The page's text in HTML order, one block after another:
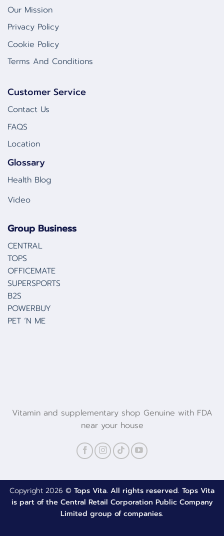
Our Mission
Privacy Policy
Cookie Policy
Terms And Conditions
Customer Service
Contact Us
FAQS
Location
Glossary
Health Blog
Video
Group Business
CENTRAL
TOPS
OFFICEMATE
SUPERSPORTS
B2S
POWERBUY
PET ‘N ME
Vitamin and supplementary shop Genuine with FDA
near your house
Copyright 2026 © Tops Vita. All rights reserved. Tops Vita
is part of the Central Retail Corporation Public Company
Limited group of companies.